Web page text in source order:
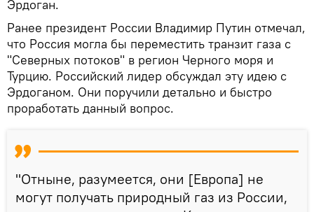
Эрдоган.
Ранее президент России Владимир Путин отмечал,
что Россия могла бы переместить транзит газа с
"Северных потоков" в регион Черного моря и
Турцию. Российский лидер обсуждал эту идею с
Эрдоганом. Они поручили детально и быстро
проработать данный вопрос.
"Отныне, разумеется, они [Европа] не
могут получать природный газ из России,